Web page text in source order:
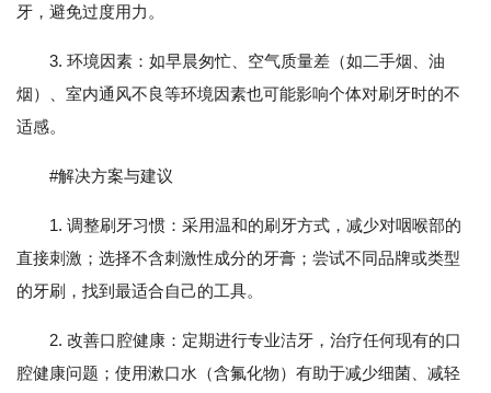
牙，避免过度用力。
3. 环境因素：如早晨匆忙、空气质量差（如二手烟、油
烟）、室内通风不良等环境因素也可能影响个体对刷牙时的不
适感。
#解决方案与建议
1. 调整刷牙习惯：采用温和的刷牙方式，减少对咽喉部的
直接刺激；选择不含刺激性成分的牙膏；尝试不同品牌或类型
的牙刷，找到最适合自己的工具。
2. 改善口腔健康：定期进行专业洁牙，治疗任何现有的口
腔健康问题；使用漱口水（含氟化物）有助于减少细菌、减轻